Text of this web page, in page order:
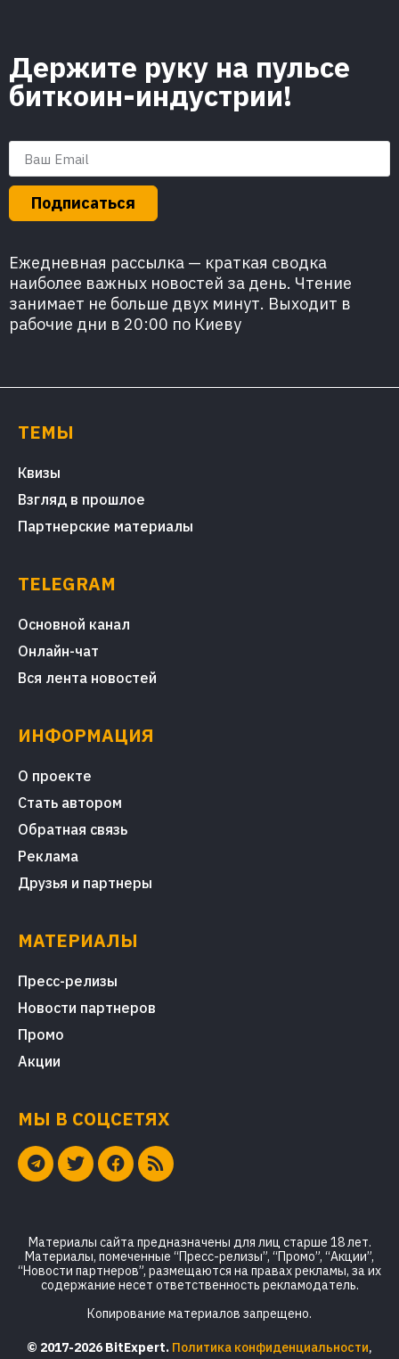
Держите руку на пульсе
биткоин-индустрии!
Подписаться
Ежедневная рассылка — краткая сводка
наиболее важных новостей за день. Чтение
занимает не больше двух минут. Выходит в
рабочие дни в 20:00 по Киеву
ТЕМЫ
Квизы
Взгляд в прошлое
Партнерские материалы
TELEGRAM
Основной канал
Онлайн-чат
Вся лента новостей
ИНФОРМАЦИЯ
О проекте
Стать автором
Обратная связь
Реклама
Друзья и партнеры
МАТЕРИАЛЫ
Пресс-релизы
Новости партнеров
Промо
Акции
МЫ В СОЦСЕТЯХ
Материалы сайта предназначены для лиц старше 18 лет.
Материалы, помеченные “Пресс-релизы”, “Промо”, “Акции”,
“Новости партнеров”, размещаются на правах рекламы, за их
содержание несет ответственность рекламодатель.
Копирование материалов запрещено.
© 2017-2026 BitExpert. Политика конфиденциальности,